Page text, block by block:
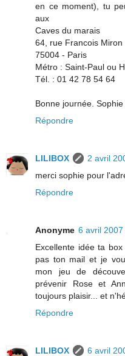
en ce moment), tu
aux
Caves du marais
64, rue Francois Miron
75004 - Paris
Métro : Saint-Paul ou
Tél. : 01 42 78 54 64
Bonne journée. Sophie
Répondre
LILIBOX
2 avril
merci sophie pour
Répondre
Anonyme 6 avril
Excellente idée ta
pas ton mail et je
mon jeu de
prévenir Rose et
toujours plaisir... et
Répondre
LILIBOX
6 avril